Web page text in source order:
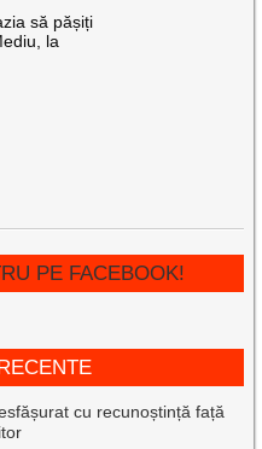
să pășiți
la
PE FACEBOOK!
cu recunoștință față